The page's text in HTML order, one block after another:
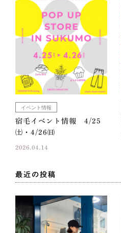
イベント情報
宿毛イベント情報 4/25
㈯・4/26㈰
2026.04.14
最近の投稿